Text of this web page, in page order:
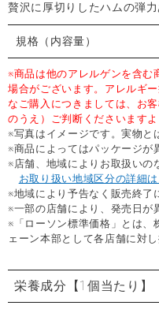
贅沢に厚切りしたハムの弾
規格（内容量）
※商品は他のアレルゲンを含む
場合がございます。アレルギ
なご購入につきましては、お
のうえ）ご判断くださいます
※写真はイメージです。実物と
※商品によってはパッケージが
※店舗、地域によりお取扱いの
お取り扱い地域区分の詳細は
※地域により予告なく販売終了
※一部の店舗により、発売日が
※「ローソン標準価格」とは、
ェーン本部として各店舗に対
栄養成分 【1個当たり】